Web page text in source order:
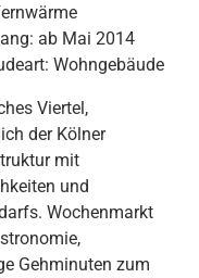
ab Mai 2014
Wohngebäude
Viertel,
der Kölner
mit
und
Wochenmarkt
Gehminuten zum